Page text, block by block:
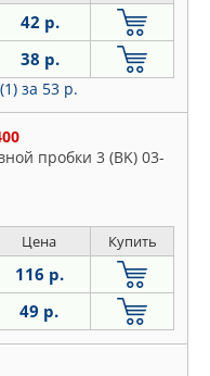
42 р.
38 р.
за 53 р.
пробки 3 (BK) 03-
Цена Купить
116 р.
49 р.